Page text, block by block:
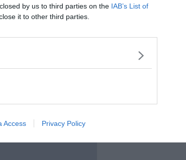
by us to third parties on the IAB’s List of
it to other third parties.
Access Privacy Policy